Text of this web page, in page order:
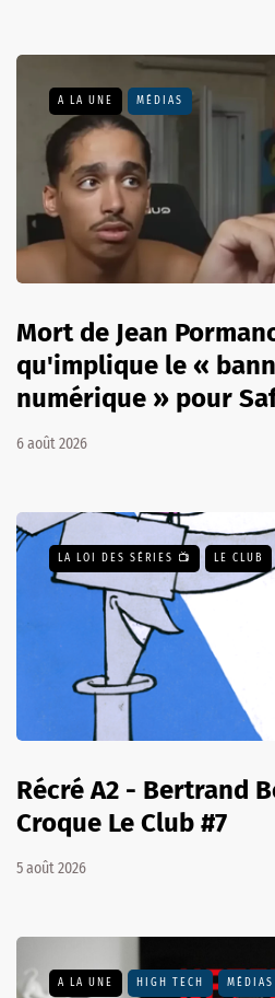
A LA UNE MÉDIAS
Mort de Jean
qu'implique le «
numérique » pour
6 août 2026
LA LOI DES SÉRIES 📺 LE CLUB
Récré A2 - Bertrand
Croque Le Club #7
5 août 2026
A LA UNE HIGH TECH MÉDIAS